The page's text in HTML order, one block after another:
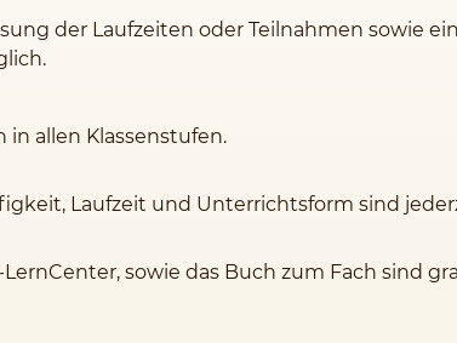
der Laufzeiten oder Teilnahmen sowie
allen Klassenstufen.
Laufzeit und Unterrichtsform sind
sowie das Buch zum Fach sind